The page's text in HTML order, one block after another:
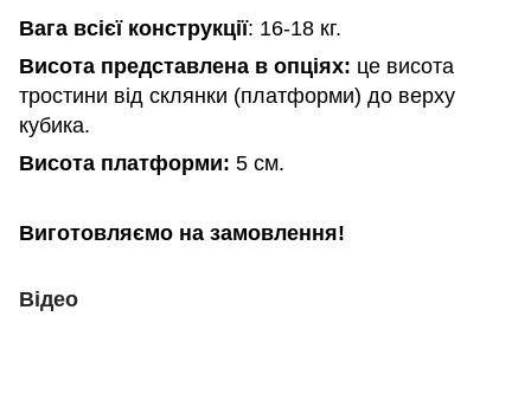
Вага всієї конструкції: 16-18 кг.
Висота представлена в опціях: це висота
тростини від склянки (платформи) до верху
кубика.
Висота платформи: 5 см.
Виготовляємо на замовлення!
Відео